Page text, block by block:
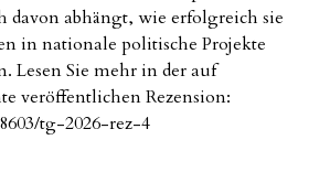
abhängt, wie erfolgreich sie
in nationale politische Projekte
Lesen Sie mehr in der auf
veröffentlichen Rezension:
tg-2026-rez-4